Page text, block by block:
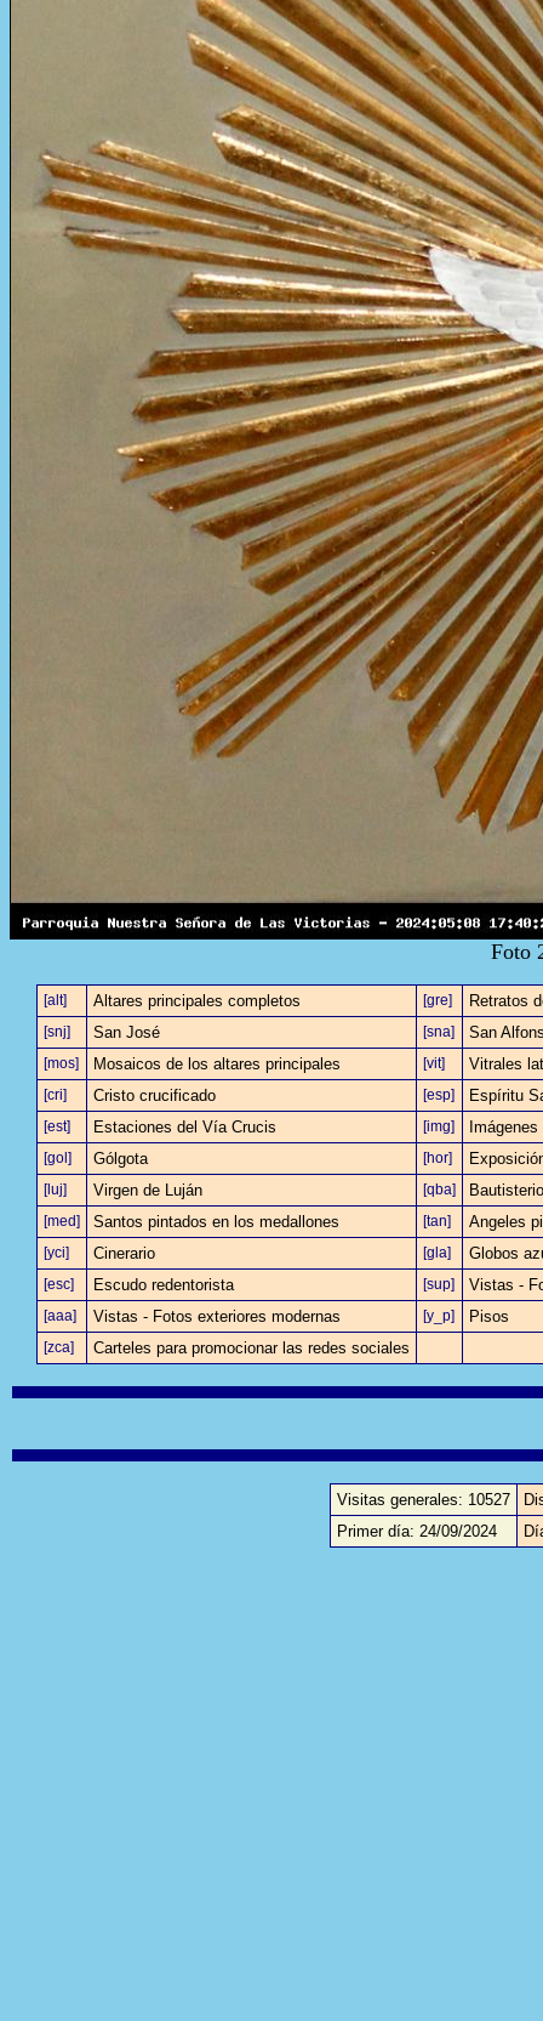
Foto
[alt] Altares principales completos [gre] Retratos
[snj] San José [sna] San
[mos] Mosaicos de los altares principales [vit] Vitrales
[cri] Cristo crucificado [esp] Espíritu
[est] Estaciones del Vía Crucis [img]
[gol] Gólgota [hor]
[luj] Virgen de Luján [qba] Bautisterio
[med] Santos pintados en los medallones [tan] Angeles
[yci] Cinerario [gla] Globos
[esc] Escudo redentorista [sup] Vistas -
[aaa] Vistas - Fotos exteriores modernas [y_p] Pisos
[zca] Carteles para promocionar las redes sociales
Visitas generales: 10527
Primer día: 24/09/2024